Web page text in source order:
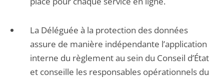
La Déléguée à la protection des données
assure de manière indépendante l’application
interne du règlement au sein du Conseil d’État
et conseille les responsables opérationnels du